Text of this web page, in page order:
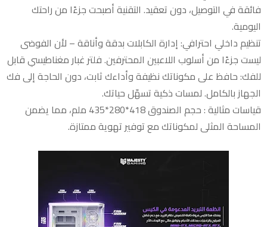
فائقة في التوصيل، دون تعقيد. التقنية أصبحت جزءًا من راحتك
اليومية.
تنظيم داخلي احترافي: إدارة الكابلات بدقة وأناقة – لأن الفوضى
ليست جزءًا من أسلوب اللاعبين المحترفين. فلتر غبار مغناطيسي قابل
للفك: حافظ على مكوناتك نظيفة وأداءك ثابت، دون الحاجة إلى فك
الجهاز بالكامل. لمسات ذكية تسهّل حياتك.
قياسات مثالية : حجم الصندوق 418*280*435 ملم، مما يضمن
المساحة المثلى لمكوناتك مع توفير تهوية ممتازة.